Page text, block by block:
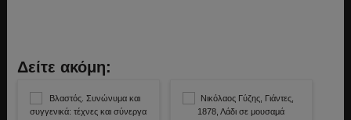
Δείτε ακόμη: